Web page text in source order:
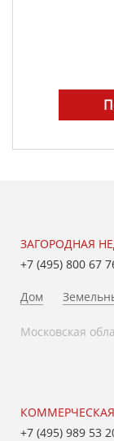
ЗАГОРОДНАЯ
+7 (495) 800 67
Дом
Московская
+7 (495) 989 53